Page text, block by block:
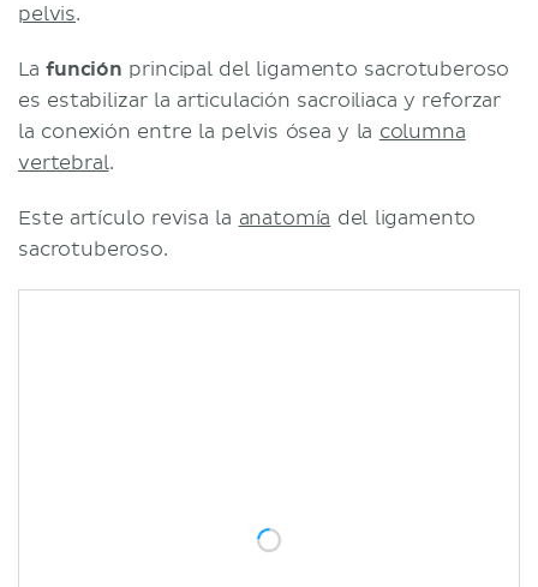
pelvis.
Lafunción principal del ligamento sacrotuberoso
es estabilizar la articulación sacroiliaca y reforzar
la conexión entre la pelvis ósea y la columna
vertebral.
Este artículo revisa la anatomía del ligamento
sacrotuberoso.